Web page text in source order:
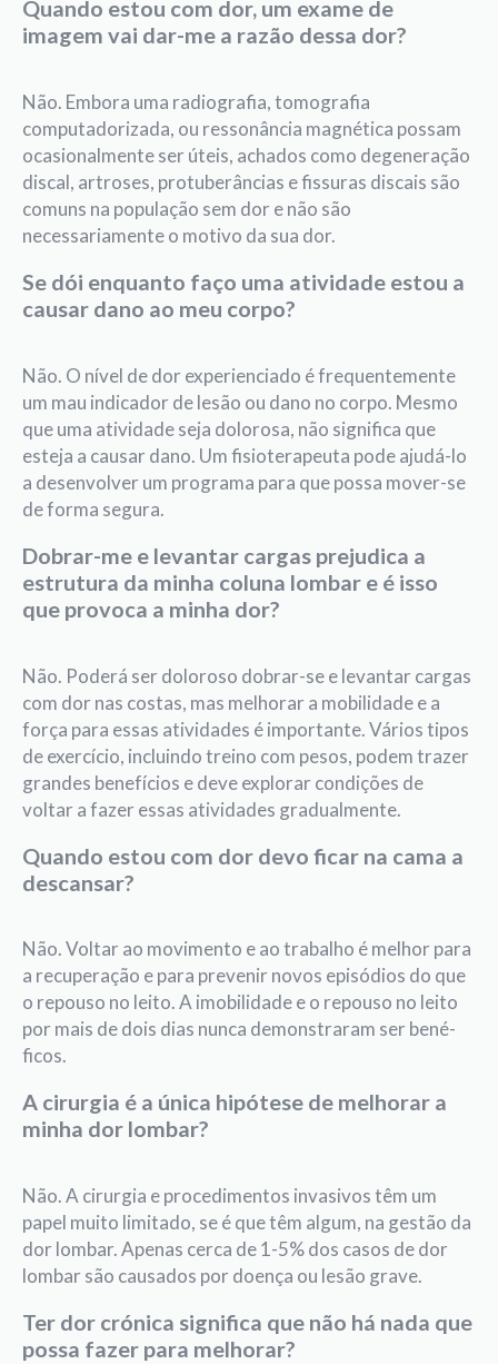
Quando estou com dor, um exame de
imagem vai dar-me a razão dessa dor?
Não. Embora uma radiografi­a, tomografi­a
computadorizada, ou ressonância magnética possam
ocasionalmente ser úteis, achados como degeneração
discal, artroses, protuberâncias e fissuras discais são
comuns na população sem dor e não são
necessariamente o motivo da sua dor.
Se dói enquanto faço uma atividade estou a
causar dano ao meu corpo?
Não. O nível de dor experienciado é frequentemente
um mau indicador de lesão ou dano no corpo. Mesmo
que uma atividade seja dolorosa, não significa que
esteja a causar dano. Um fisioterapeuta pode ajudá-lo
a desenvolver um programa para que possa mover-se
de forma segura.
Dobrar-me e levantar cargas prejudica a
estrutura da minha coluna lombar e é isso
que provoca a minha dor?
Não. Poderá ser doloroso dobrar-se e levantar cargas
com dor nas costas, mas melhorar a mobilidade e a
força para essas atividades é importante. Vários tipos
de exercício, incluindo treino com pesos, podem trazer
grandes benefícios e deve explorar condições de
voltar a fazer essas atividades gradualmente.
Quando estou com dor devo ficar na cama a
descansar?
Não. Voltar ao movimento e ao trabalho é melhor para
a recuperação e para prevenir novos episódios do que
o repouso no leito. A imobilidade e o repouso no leito
por mais de dois dias nunca demonstraram ser bené­
ficos.
A cirurgia é a única hipótese de melhorar a
minha dor lombar?
Não. A cirurgia e procedimentos invasivos têm um
papel muito limitado, se é que têm algum, na gestão da
dor lombar. Apenas cerca de 1-5% dos casos de dor
lombar são causados por doença ou lesão grave.
Ter dor crónica significa que não há nada que
possa fazer para melhorar?